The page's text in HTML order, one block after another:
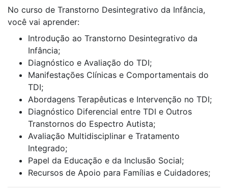
No curso de Transtorno Desintegrativo da Infância,
você vai aprender:
Introdução ao Transtorno Desintegrativo da
Infância;
Diagnóstico e Avaliação do TDI;
Manifestações Clínicas e Comportamentais do
TDI;
Abordagens Terapêuticas e Intervenção no TDI;
Diagnóstico Diferencial entre TDI e Outros
Transtornos do Espectro Autista;
Avaliação Multidisciplinar e Tratamento
Integrado;
Papel da Educação e da Inclusão Social;
Recursos de Apoio para Famílias e Cuidadores;